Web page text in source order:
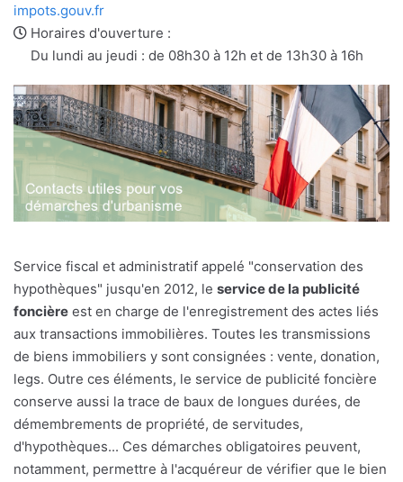
e-
mail
impots.gouv.fr
Horaires d'ouverture :
Du lundi au jeudi : de 08h30 à 12h et de 13h30 à 16h
Service fiscal et administratif appelé "conservation des
hypothèques" jusqu'en 2012, le service de la publicité
foncière est en charge de l'enregistrement des actes liés
aux transactions immobilières. Toutes les transmissions
de biens immobiliers y sont consignées : vente, donation,
legs. Outre ces éléments, le service de publicité foncière
conserve aussi la trace de baux de longues durées, de
démembrements de propriété, de servitudes,
d'hypothèques... Ces démarches obligatoires peuvent,
notamment, permettre à l'acquéreur de vérifier que le bien